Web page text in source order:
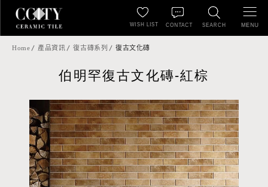
SEARCH
WISH LIST CONTACT MENU
Home 產品資訊 復古磚系列 復古文化磚
伯明罕復古文化磚-紅棕